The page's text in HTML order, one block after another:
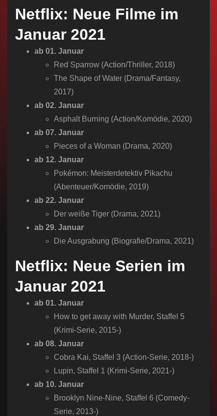
Netflix: Neue Filme im
Januar 2021
ab 01. Januar
Red Sparrow (Action/Thriller, 2018)
The Shape of Water (Drama/Fantasy,
2017)
ab 02. Januar
Asphalt Burning (Action/Komödie, 2020)
ab 07. Januar
Pieces of a Woman (Drama, 2020)
ab 12. Januar
Pokémon: Meisterdetektiv Pikachu
(Abenteuer/Komödie, 2019)
ab 22. Januar
Der weiße Tiger (Drama, 2021)
ab 29. Januar
Die Ausgrabung (Biografie/Drama, 2021)
Netflix: Neue Serien im
Januar 2021
ab 01. Januar
How to get away with Murder, Staffel 5
(Krimi-Serie, 2015-)
ab 08. Januar
Cobra Kai, Staffel 3 (Action-Serie, 2018-)
Lupin, Staffel 1 (Krimi-Serie, 2021-)
ab 10. Januar
Brooklyn Nine-Nine, Staffel 6 (Comedy-
Serie, 2013-)